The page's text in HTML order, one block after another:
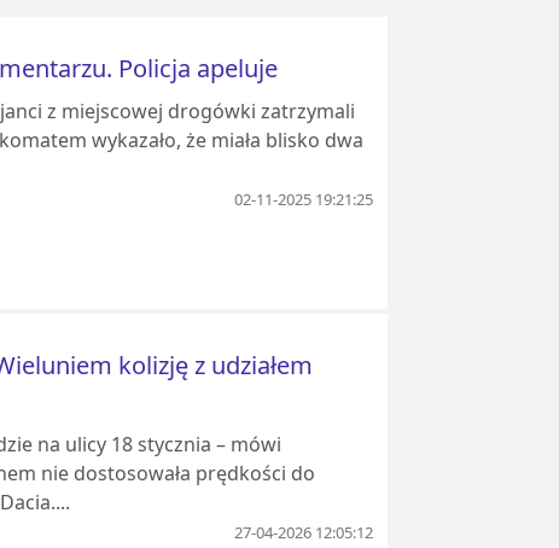
Policja apeluje
z miejscowej drogówki zatrzymali
wykazało, że miała blisko dwa
02-11-2025 19:21:25
kolizję z udziałem
na ulicy 18 stycznia – mówi
nie dostosowała prędkości do
27-04-2026 12:05:12